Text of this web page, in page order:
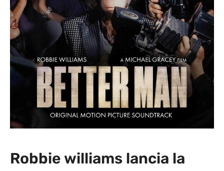
Robbie williams lancia la